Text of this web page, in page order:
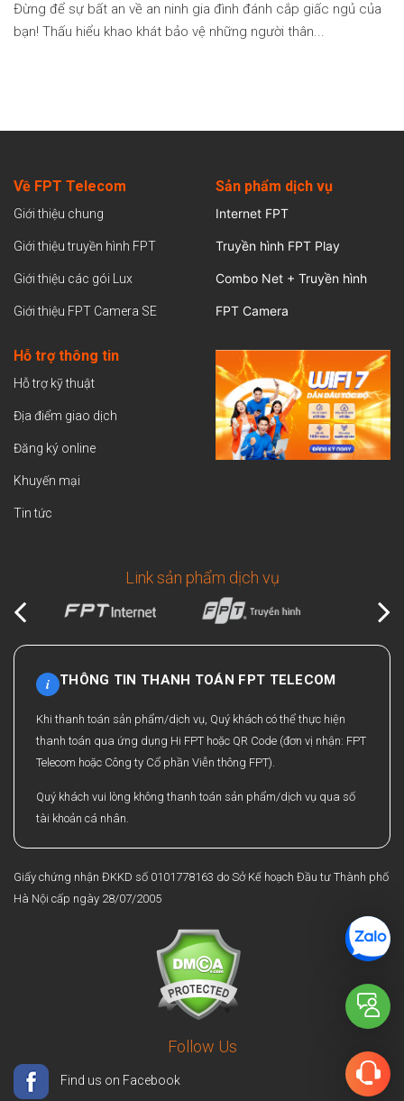
Đừng để sự bất an về an ninh gia đình đánh cắp giấc ngủ của
bạn! Thấu hiểu khao khát bảo vệ những người thân...
Về FPT Telecom
Giới thiệu chung
Giới thiệu truyền hình FPT
Giới thiệu các gói Lux
Giới thiệu FPT Camera SE
Sản phẩm dịch vụ
Internet FPT
Truyền hình FPT Play
Combo Net + Truyền hình
FPT Camera
Hỗ trợ thông tin
Hỗ trợ kỹ thuật
Địa điểm giao dịch
Đăng ký online
Khuyến mại
Tin tức
Follow Us
Find us on Facebook
Link sản phẩm dịch vụ
i THÔNG TIN THANH TOÁN FPT TELECOM
Khi thanh toán sản phẩm/dịch vụ, Quý khách có thể thực hiện
thanh toán qua ứng dụng Hi FPT hoặc QR Code (đơn vị nhận: FPT
Telecom hoặc Công ty Cổ phần Viễn thông FPT).
Quý khách vui lòng không thanh toán sản phẩm/dịch vụ qua số
tài khoản cá nhân.
Giấy chứng nhận ĐKKD số 0101778163 do Sở Kế hoạch Đầu tư Thành phố
Hà Nội cấp ngày 28/07/2005